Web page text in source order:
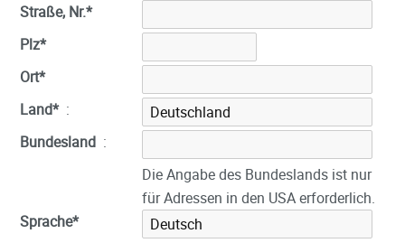
Straße, Nr.*
Plz*
Ort*
Land* :
Bundesland :
Die Angabe des Bundeslands ist nur
für Adressen in den USA erforderlich.
Sprache*